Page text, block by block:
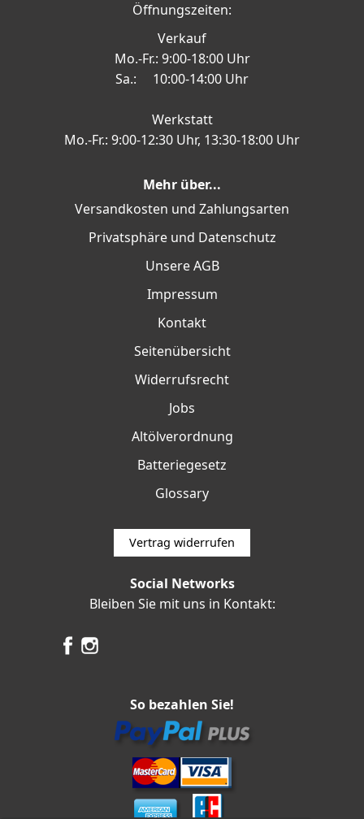
Öffnungszeiten:
Verkauf
Mo.-Fr.: 9:00-18:00 Uhr
Sa.: 10:00-14:00 Uhr
Werkstatt
Mo.-Fr.: 9:00-12:30 Uhr, 13:30-18:00 Uhr
Mehr über...
Versandkosten und Zahlungsarten
Privatsphäre und Datenschutz
Unsere AGB
Impressum
Kontakt
Seitenübersicht
Widerrufsrecht
Jobs
Altölverordnung
Batteriegesetz
Glossary
Vertrag widerrufen
Social Networks
Bleiben Sie mit uns in Kontakt:
So bezahlen Sie!